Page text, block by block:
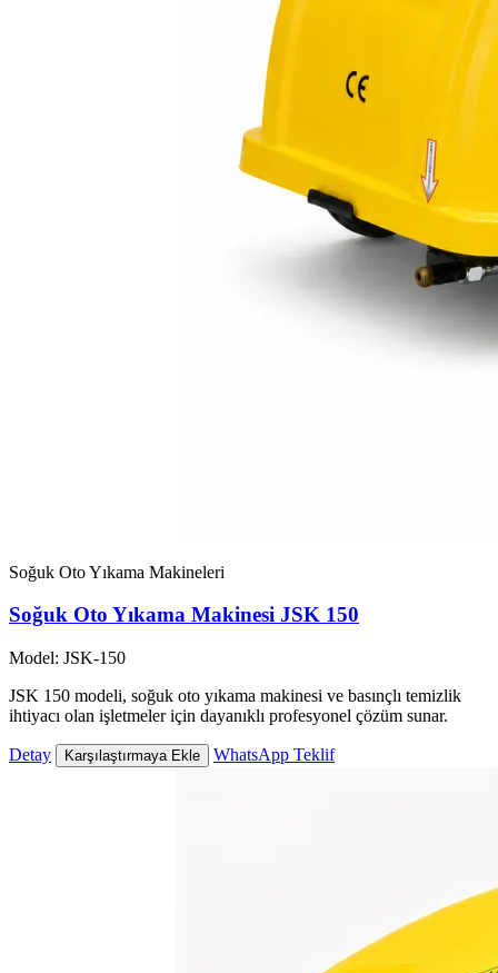
Soğuk Oto Yıkama Makineleri
Soğuk Oto Yıkama Makinesi JSK 150
Model: JSK-150
JSK 150 modeli, soğuk oto yıkama makinesi ve basınçlı temizlik
ihtiyacı olan işletmeler için dayanıklı profesyonel çözüm sunar.
Detay Karşılaştırmaya Ekle WhatsApp Teklif